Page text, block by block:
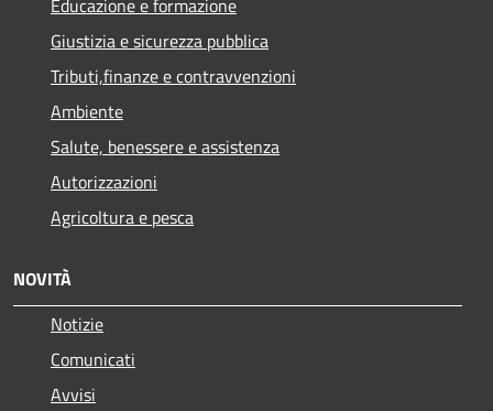
Educazione e formazione
Giustizia e sicurezza pubblica
Tributi,finanze e contravvenzioni
Ambiente
Salute, benessere e assistenza
Autorizzazioni
Agricoltura e pesca
NOVITÀ
Notizie
Comunicati
Avvisi